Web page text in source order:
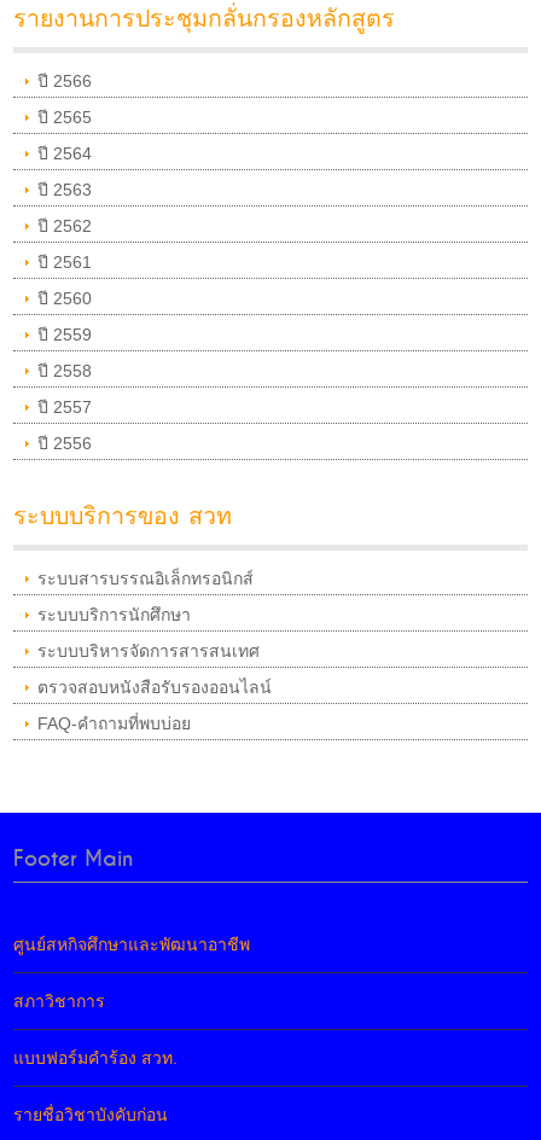
รายงานการประชุมกลั่นกรองหลักสูตร
ปี 2566
ปี 2565
ปี 2564
ปี 2563
ปี 2562
ปี 2561
ปี 2560
ปี 2559
ปี 2558
ปี 2557
ปี 2556
ระบบบริการของ สวท
ระบบสารบรรณอิเล็กทรอนิกส์
ระบบบริการนักศึกษา
ระบบบริหารจัดการสารสนเทศ
ตรวจสอบหนังสือรับรองออนไลน์
FAQ-คำถามที่พบบ่อย
Footer Main
ศูนย์สหกิจศึกษาและพัฒนาอาชีพ
สภาวิชาการ
แบบฟอร์มคำร้อง สวท.
รายชื่อวิชาบังคับก่อน